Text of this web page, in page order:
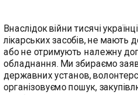
Внаслідок війни тисячі
лікарських засобів, не мають
або не отримують належну
обладнання. Ми збираємо
державних установ,
організовуємо пошук,